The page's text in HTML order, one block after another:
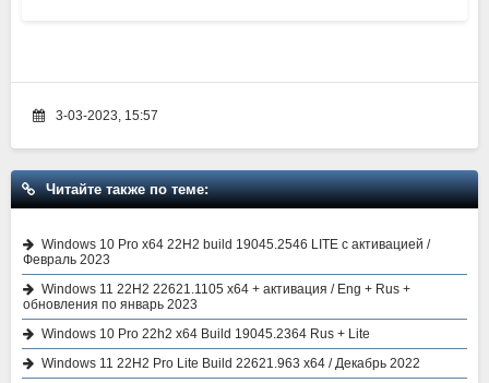
3-03-2023, 15:57
Читайте также по теме:
Windows 10 Pro x64 22H2 build 19045.2546 LITE с активацией /
Февраль 2023
Windows 11 22H2 22621.1105 x64 + активация / Eng + Rus +
обновления по январь 2023
Windows 10 Pro 22h2 x64 Build 19045.2364 Rus + Lite
Windows 11 22H2 Pro Lite Build 22621.963 x64 / Декабрь 2022